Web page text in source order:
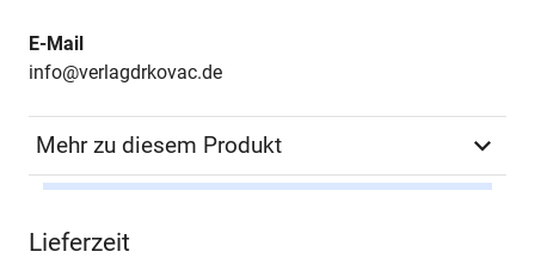
E-Mail
info@verlagdrkovac.de
Mehr zu diesem Produkt
Lieferzeit